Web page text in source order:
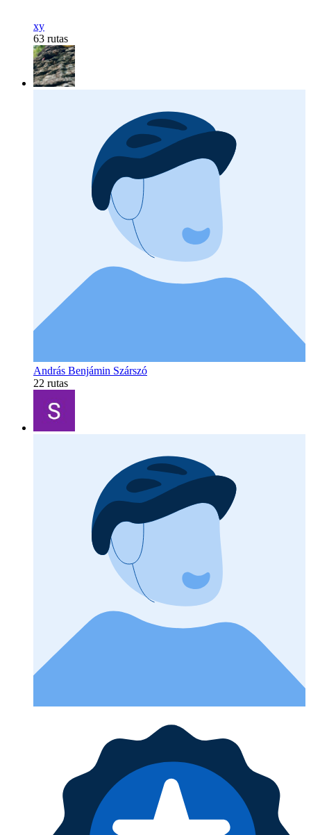
xy
63 rutas
András Benjámin Szárszó
22 rutas